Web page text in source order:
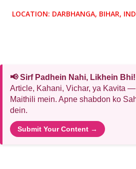
LOCATION: DARBHANGA, BIHAR,
📢 Sirf Padhein Nahi, Likhein Bhi!
Article, Kahani, Vichar, ya Kavita
Maithili mein. Apne shabdon ko
dein.
Submit Your Content →